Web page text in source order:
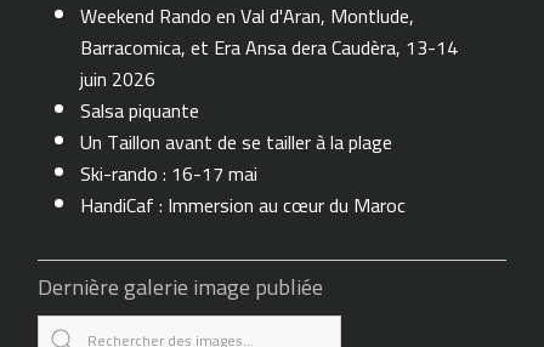
Weekend Rando en Val d'Aran, Montlude,
Barracomica, et Era Ansa dera Caudèra, 13-14
juin 2026
Salsa piquante
Un Taillon avant de se tailler à la plage
Ski-rando : 16-17 mai
HandiCaf : Immersion au cœur du Maroc
Dernière galerie image publiée